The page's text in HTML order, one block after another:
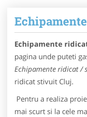
Echipamente
pagina unde puteti
Echipamente ridicat /
ridicat stivuit Cluj.
Pentru a realiza
mai scurt si la cele